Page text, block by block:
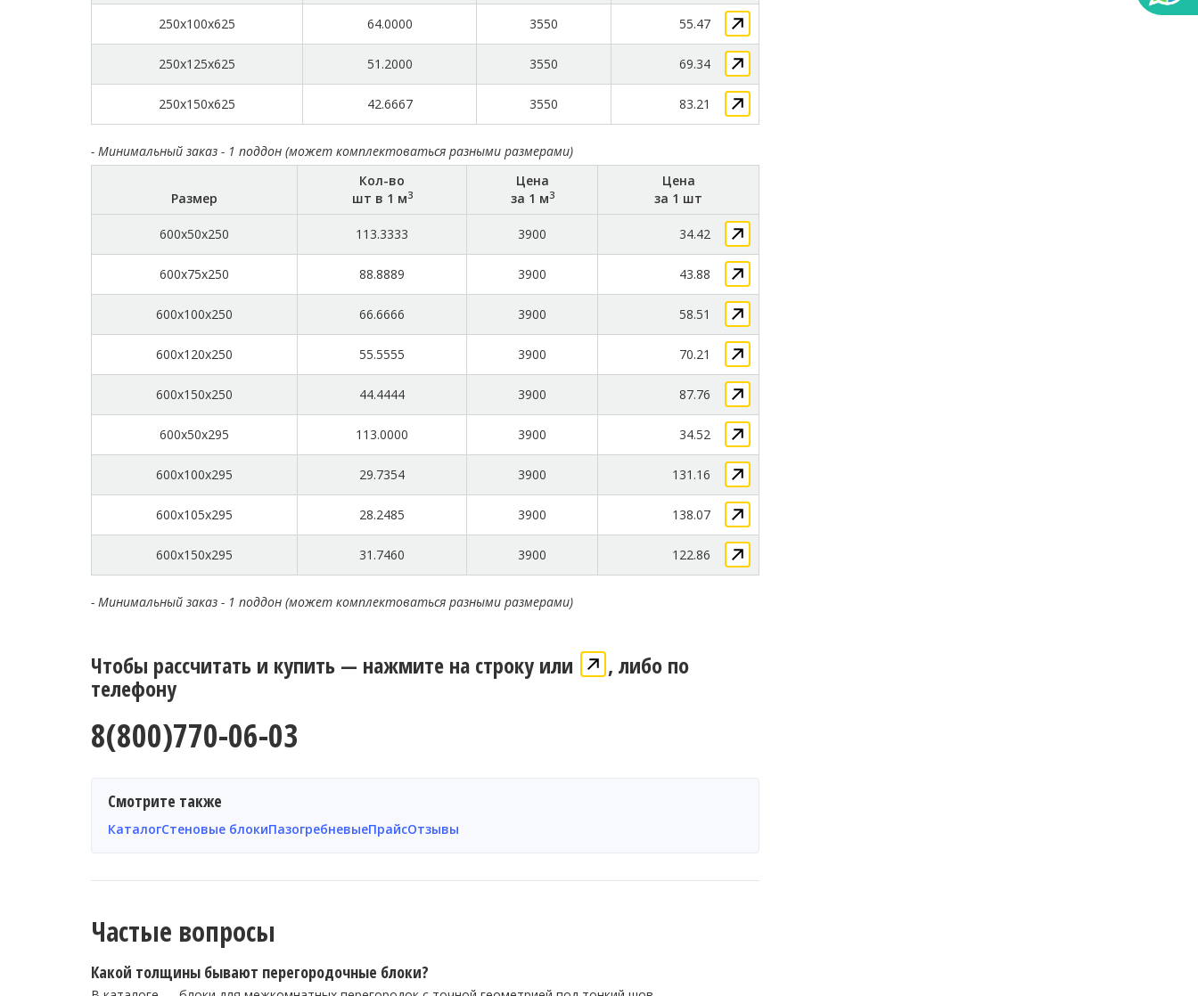
250x100x625 64.0000 3550 55.47
250x125x625 51.2000 3550 69.34
250x150x625 42.6667 3550 83.21
- Минимальный заказ - 1 поддон (может комплектоваться разными размерами)
Размер
Кол-во
шт в 1 м3
Цена
за 1 м3
Цена
за 1 шт
600x50x250 113.3333 3900 34.42
600x75x250 88.8889 3900 43.88
600x100x250 66.6666 3900 58.51
600x120x250 55.5555 3900 70.21
600x150x250 44.4444 3900 87.76
600x50x295 113.0000 3900 34.52
600x100x295 29.7354 3900 131.16
600x105x295 28.2485 3900 138.07
600x150x295 31.7460 3900 122.86
- Минимальный заказ - 1 поддон (может комплектоваться разными размерами)
Чтобы рассчитать и купить — нажмите на строку или , либо по
телефону
8(800)770-06-03
Смотрите также
КаталогСтеновые блокиПазогребневыеПрайсОтзывы
Частые вопросы
Какой толщины бывают перегородочные блоки?